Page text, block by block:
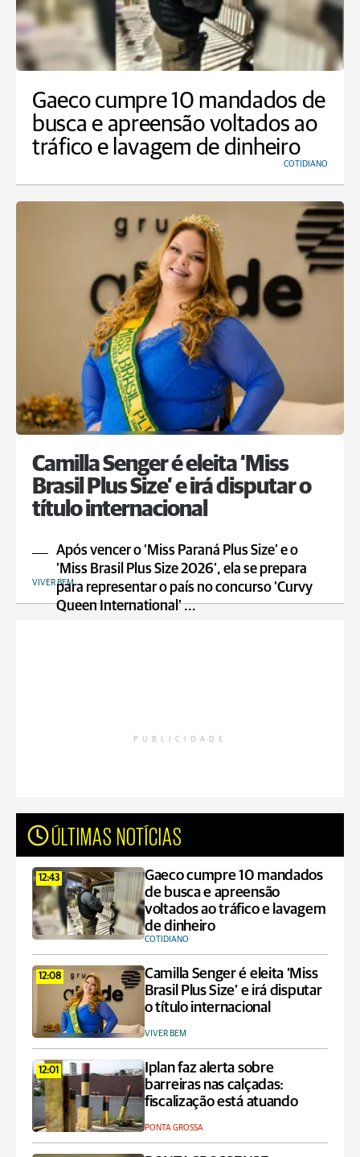
Gaeco cumpre 10 mandados de
busca e apreensão voltados ao
tráfico e lavagem de dinheiro
COTIDIANO
Camilla Senger é eleita ‘Miss
Brasil Plus Size’ e irá disputar o
título internacional
Após vencer o ‘Miss Paraná Plus Size’ e o
‘Miss Brasil Plus Size 2026’, ela se prepara
para representar o país no concurso ‘Curvy
Queen International’ ...
VIVER BEM
PUBLICIDADE
ÚLTIMAS NOTÍCIAS
12:43
Gaeco cumpre 10 mandados
de busca e apreensão
voltados ao tráfico e lavagem
de dinheiro
COTIDIANO
12:08
Camilla Senger é eleita ‘Miss
Brasil Plus Size’ e irá disputar
o título internacional
VIVER BEM
12:01
Iplan faz alerta sobre
barreiras nas calçadas:
fiscalização está atuando
PONTA GROSSA